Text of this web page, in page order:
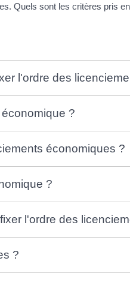
Quels sont les critères pris
l'ordre des
?
économiques ?
?
l'ordre des
?